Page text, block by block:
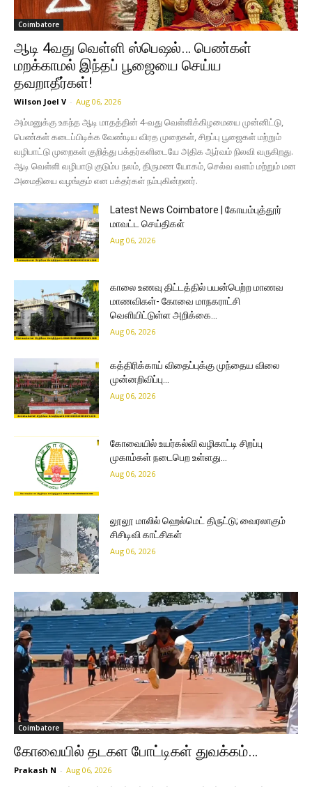
Coimbatore
ஆடி 4வது வெள்ளி ஸ்பெஷல்… பெண்கள்
மறக்காமல் இந்தப் பூஜையை செய்ய
தவறாதீர்கள்!
Wilson Joel V - Aug 06, 2026
அம்மனுக்கு உகந்த ஆடி மாதத்தின் 4-வது வெள்ளிக்கிழமையை முன்னிட்டு,
பெண்கள் கடைப்பிடிக்க வேண்டிய விரத முறைகள், சிறப்பு பூஜைகள் மற்றும்
வழிபாட்டு முறைகள் குறித்து பக்தர்களிடையே அதிக ஆர்வம் நிலவி வருகிறது.
ஆடி வெள்ளி வழிபாடு குடும்ப நலம், திருமண யோகம், செல்வ வளம் மற்றும் மன
அமைதியை வழங்கும் என பக்தர்கள் நம்புகின்றனர்.
Latest News Coimbatore | கோயம்புத்தூர்
மாவட்ட செய்திகள்
Aug 06, 2026
காலை உணவு திட்டத்தில் பயன்பெற்ற மாணவ
மாணவிகள்- கோவை மாநகராட்சி
வெளியிட்டுள்ள அறிக்கை…
Aug 06, 2026
கத்திரிக்காய் விதைப்புக்கு முந்தைய விலை
முன்னறிவிப்பு…
Aug 06, 2026
கோவையில் உயர்கல்வி வழிகாட்டி சிறப்பு
முகாம்கள் நடைபெற உள்ளது…
Aug 06, 2026
லூலூ மாலில் ஹெல்மெட் திருட்டு; வைரலாகும்
சிசிடிவி காட்சிகள்
Aug 06, 2026
Coimbatore
கோவையில் தடகள போட்டிகள் துவக்கம்…
Prakash N - Aug 06, 2026